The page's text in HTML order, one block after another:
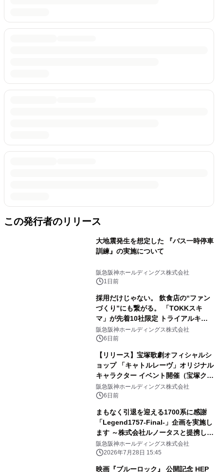
この発行者のリリース
大地震発生を想定した 『バス一時停車
訓練』の実施について
阪急阪神ホールディングス株式会社
1日前
採用だけじゃない。 飲食店の“ファン
づくり”にも繋がる。 「TOKKスキ
マ」が先着10社限定 トライアルキャ
ンペーンを開始
阪急阪神ホールディングス株式会社
6日前
【リリース】宝塚歌劇オフィシャルシ
ョップ 「キャトルレーヴ」オリジナル
キャラクター イベント開催（宝塚クリ
エイティブアーツ）
阪急阪神ホールディングス株式会社
6日前
まもなく引退を迎える1700系に感謝
「Legend1757-Final-」企画を実施し
ます ～株式会社ルノータスと提携し
「Legend1757記念腕時計」を発売し
ます～
阪急阪神ホールディングス株式会社
2026年7月28日 15:45
映画『ブルーロック』 公開記念 HEP